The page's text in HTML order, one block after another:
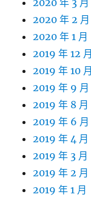
2020 年 3 月
2020 年 2 月
2020 年 1 月
2019 年 12 月
2019 年 10 月
2019 年 9 月
2019 年 8 月
2019 年 6 月
2019 年 4 月
2019 年 3 月
2019 年 2 月
2019 年 1 月